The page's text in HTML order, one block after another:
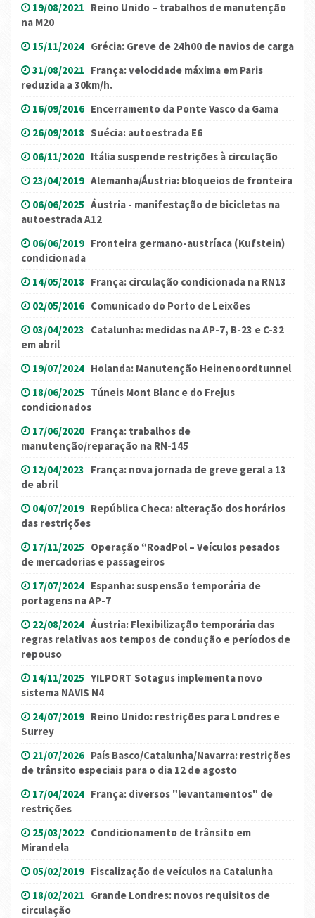
19/08/2021 Reino Unido – trabalhos de manutenção
na M20
15/11/2024 Grécia: Greve de 24h00 de navios de carga
31/08/2021 França: velocidade máxima em Paris
reduzida a 30km/h.
16/09/2016 Encerramento da Ponte Vasco da Gama
26/09/2018 Suécia: autoestrada E6
06/11/2020 Itália suspende restrições à circulação
23/04/2019 Alemanha/Áustria: bloqueios de fronteira
06/06/2025 Áustria - manifestação de bicicletas na
autoestrada A12
06/06/2019 Fronteira germano-austríaca (Kufstein)
condicionada
14/05/2018 França: circulação condicionada na RN13
02/05/2016 Comunicado do Porto de Leixões
03/04/2023 Catalunha: medidas na AP-7, B-23 e C-32
em abril
19/07/2024 Holanda: Manutenção Heinenoordtunnel
18/06/2025 Túneis Mont Blanc e do Frejus
condicionados
17/06/2020 França: trabalhos de
manutenção/reparação na RN-145
12/04/2023 França: nova jornada de greve geral a 13
de abril
04/07/2019 República Checa: alteração dos horários
das restrições
17/11/2025 Operação “RoadPol – Veículos pesados
de mercadorias e passageiros
17/07/2024 Espanha: suspensão temporária de
portagens na AP-7
22/08/2024 Áustria: Flexibilização temporária das
regras relativas aos tempos de condução e períodos de
repouso
14/11/2025 YILPORT Sotagus implementa novo
sistema NAVIS N4
24/07/2019 Reino Unido: restrições para Londres e
Surrey
21/07/2026 País Basco/Catalunha/Navarra: restrições
de trânsito especiais para o dia 12 de agosto
17/04/2024 França: diversos "levantamentos" de
restrições
25/03/2022 Condicionamento de trânsito em
Mirandela
05/02/2019 Fiscalização de veículos na Catalunha
18/02/2021 Grande Londres: novos requisitos de
circulação